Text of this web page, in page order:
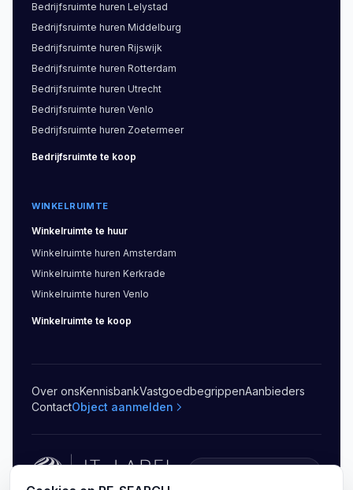
Bedrijfsruimte huren Lelystad
Bedrijfsruimte huren Middelburg
Bedrijfsruimte huren Rijswijk
Bedrijfsruimte huren Rotterdam
Bedrijfsruimte huren Utrecht
Bedrijfsruimte huren Venlo
Bedrijfsruimte huren Zoetermeer
Bedrijfsruimte te koop
WINKELRUIMTE
Winkelruimte te huur
Winkelruimte huren Amsterdam
Winkelruimte huren Kerkrade
Winkelruimte huren Venlo
Winkelruimte te koop
Over onsKennisbankVastgoedbegrippenAanbieders
ContactObject aanmelden